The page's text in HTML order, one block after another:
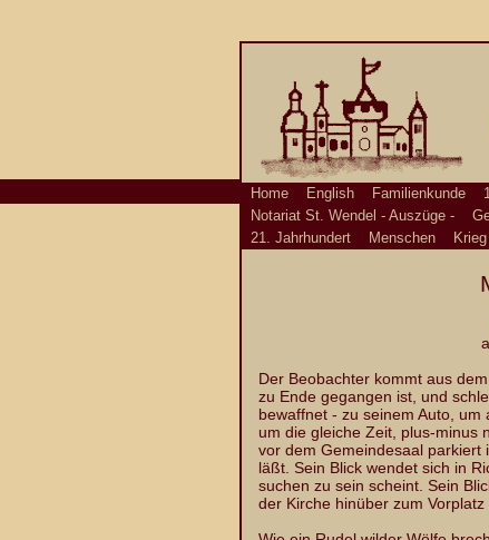
Home English Familienkunde
Notariat St. Wendel - Auszüge -
21. Jahrhundert
Menschen
Der Beobachter kommt aus
zu Ende gegangen ist, und
bewaffnet - zu seinem Auto,
um die gleiche Zeit, plus-minus
vor dem Gemeindesaal parkiert
läßt. Sein Blick wendet sich in
suchen zu sein scheint. Sein
der Kirche hinüber zum Vorplatz